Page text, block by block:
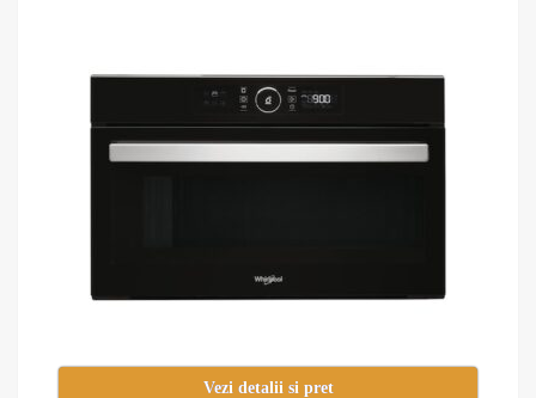
Vezi detalii si pret